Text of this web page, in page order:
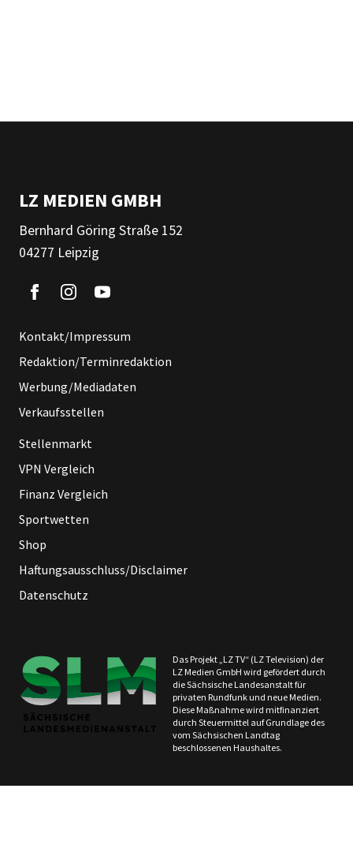
LZ MEDIEN GMBH
Bernhard Göring Straße 152
04277 Leipzig
Kontakt/Impressum
Redaktion/Terminredaktion
Werbung/Mediadaten
Verkaufsstellen
Stellenmarkt
VPN Vergleich
Finanz Vergleich
Sportwetten
Shop
Haftungsausschluss/Disclaimer
Datenschutz
Das Projekt „LZ TV“ (LZ Television) der
LZ Medien GmbH wird gefördert durch
die Sächsische Landesanstalt für
privaten Rundfunk und neue Medien.
Diese Maßnahme wird mitfinanziert
durch Steuermittel auf Grundlage des
vom Sächsischen Landtag
beschlossenen Haushaltes.